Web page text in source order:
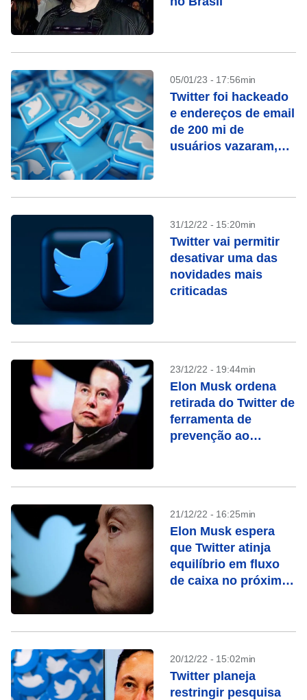
05/01/23 - 17:56min
Twitter foi hackeado
e endereços de email
de 200 mi de
usuários vazaram,
31/12/22 - 15:20min
Twitter vai permitir
desativar uma das
novidades mais
criticadas
23/12/22 - 19:44min
Elon Musk ordena
retirada do Twitter de
ferramenta de
prevenção ao
21/12/22 - 16:25min
Elon Musk espera
que Twitter atinja
equilíbrio em fluxo
de caixa no próximo
20/12/22 - 15:02min
Twitter planeja
restringir pesquisa